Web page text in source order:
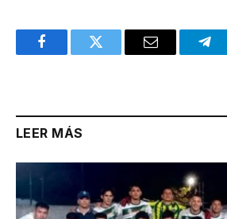
FacebookTwitter Email
LEER MÁS